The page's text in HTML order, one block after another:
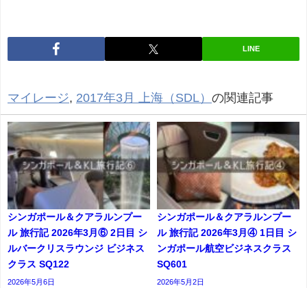
LINE
マイレージ, 2017年3月 上海（SDL） の関連記事
シンガポール＆クアラルンプー
ル 旅行記 2026年3月⑥ 2日目 シ
ルバークリスラウンジ ビジネス
クラス SQ122
2026年5月6日
シンガポール＆クアラルンプー
ル 旅行記 2026年3月④ 1日目 シ
ンガポール航空ビジネスクラス
SQ601
2026年5月2日